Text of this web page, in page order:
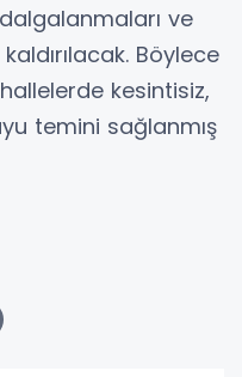
ve
Böylece
kesintisiz,
temini sağlanmış